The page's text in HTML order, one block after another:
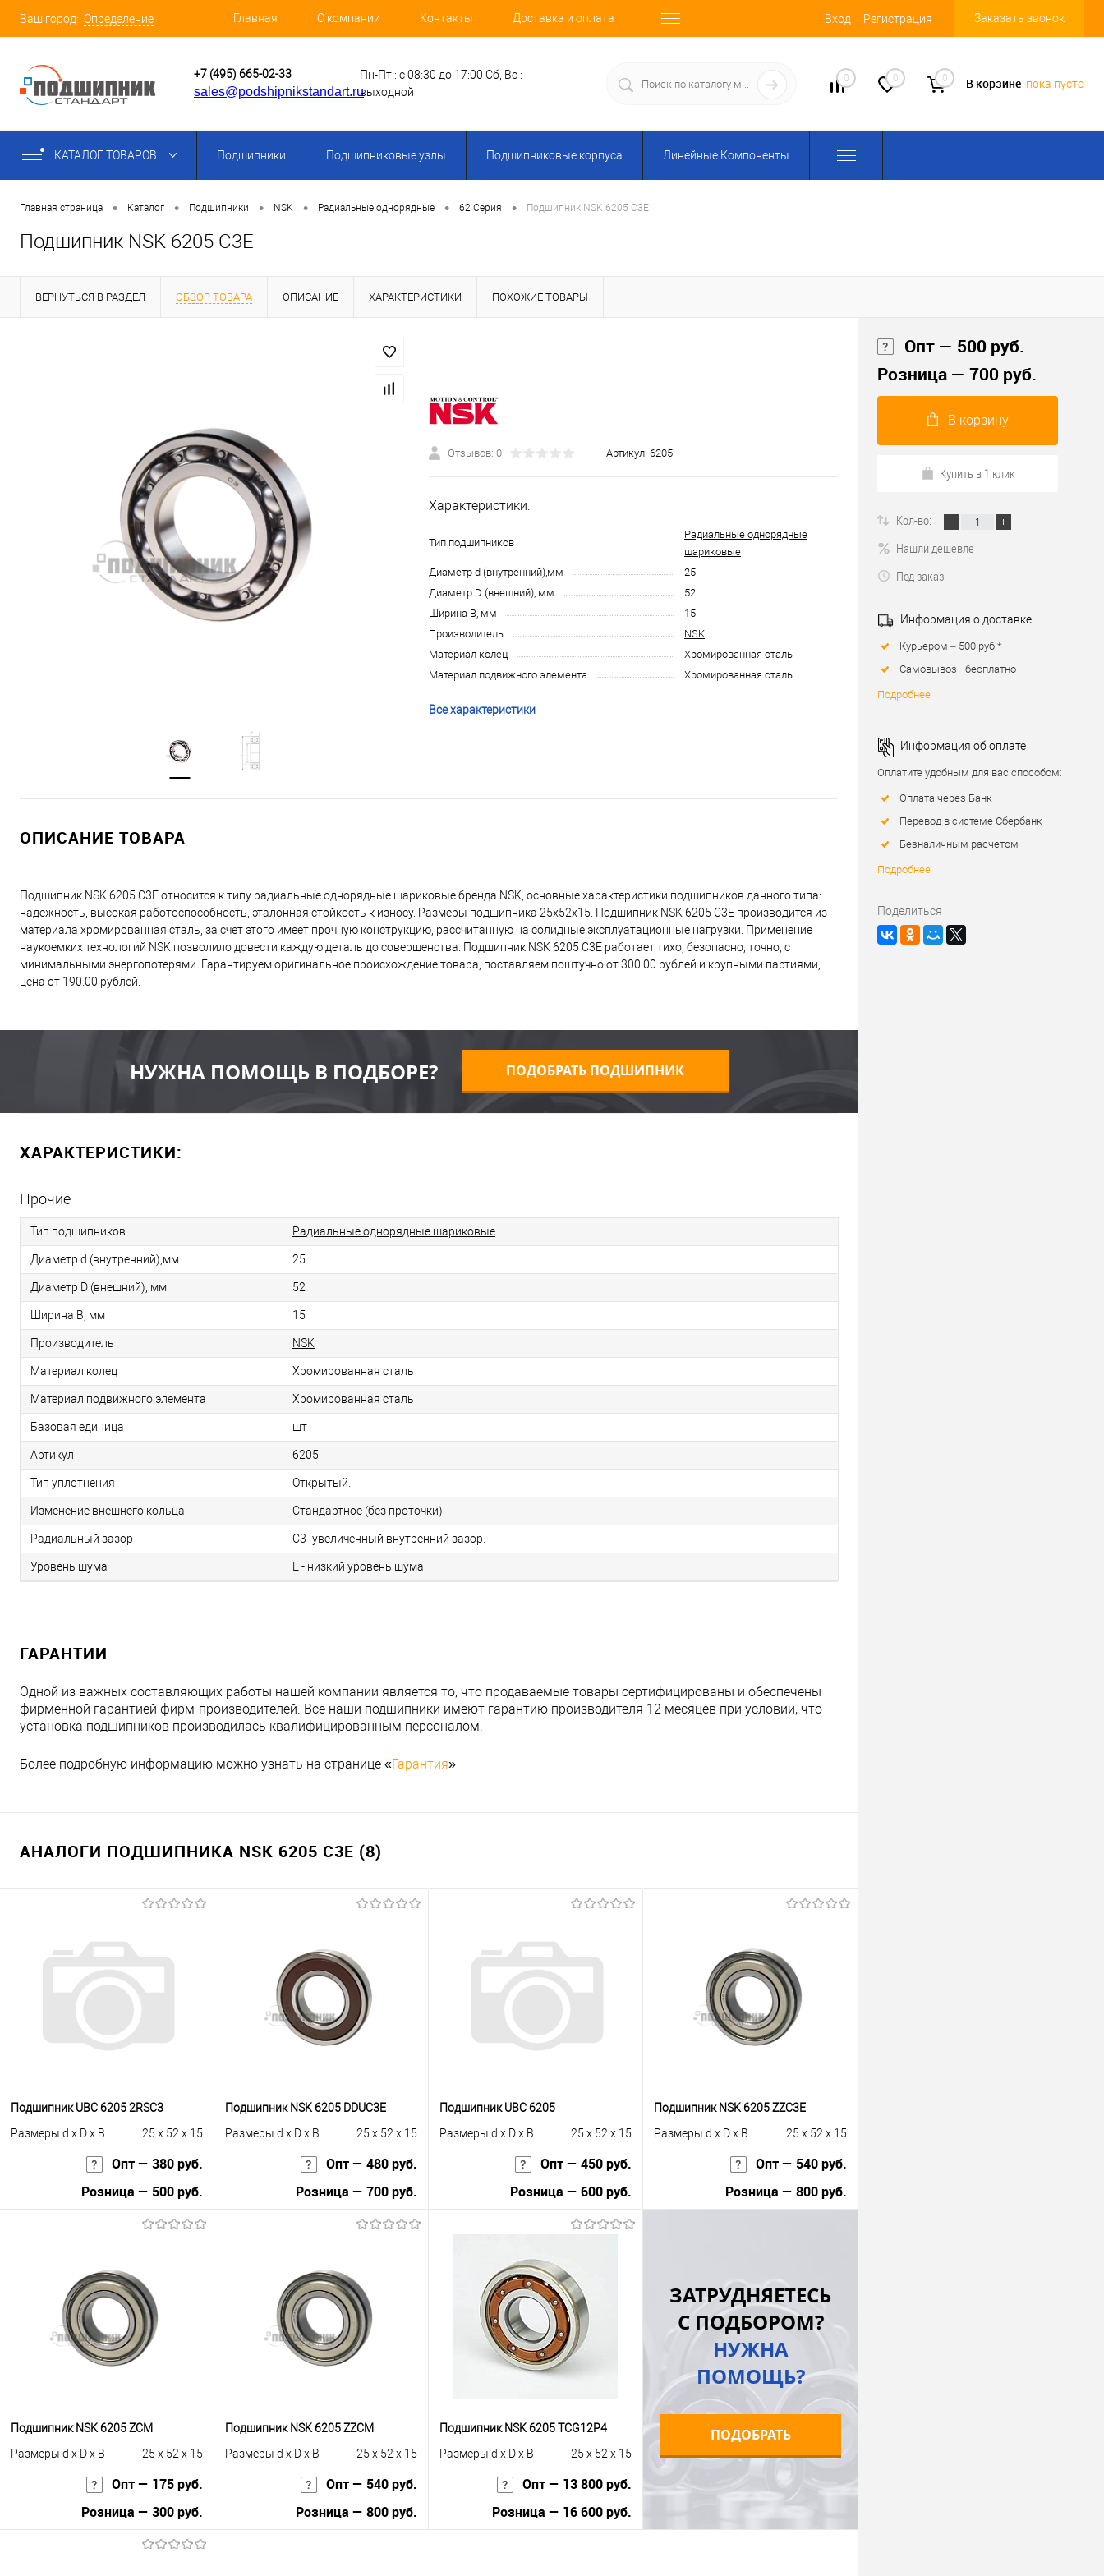
Ваш город: Определение Главная О компании Контакты Доставка и оплата Вход Регистрация Заказать звонок
+7 (495) 665-02-33
sales@podshipnikstandart.ru
Пн-Пт : с 08:30 до 17:00 Сб, Вс :
выходной
0 0 0 В корзине пока пусто
КАТАЛОГ ТОВАРОВ Подшипники Подшипниковые узлы Подшипниковые корпуса Линейные Компоненты
Главная страница • Каталог • Подшипники • NSK • Радиальные однорядные • 62 Серия • Подшипник NSK 6205 C3E
Подшипник NSK 6205 C3E
ВЕРНУТЬСЯ В РАЗДЕЛ ОБЗОР ТОВАРА ОПИСАНИЕ ХАРАКТЕРИСТИКИ ПОХОЖИЕ ТОВАРЫ
Отзывов: 0 Артикул: 6205
Характеристики:
Тип подшипников
Радиальные однорядные
шариковые
Диаметр d (внутренний),мм
25
Диаметр D (внешний), мм
52
Ширина B, мм
15
Производитель
NSK
Материал колец
Хромированная сталь
Материал подвижного элемента
Хромированная сталь
Все характеристики
ОПИСАНИЕ ТОВАРА
Подшипник NSK 6205 C3E относится к типу радиальные однорядные шариковые бренда NSK, основные характеристики подшипников данного типа:
надежность, высокая работоспособность, эталонная стойкость к износу. Размеры подшипника 25x52x15. Подшипник NSK 6205 C3E производится из
материала хромированная сталь, за счет этого имеет прочную конструкцию, рассчитанную на солидные эксплуатационные нагрузки. Применение
наукоемких технологий NSK позволило довести каждую деталь до совершенства. Подшипник NSK 6205 C3E работает тихо, безопасно, точно, с
минимальными энергопотерями. Гарантируем оригинальное происхождение товара, поставляем поштучно от 300.00 рублей и крупными партиями,
цена от 190.00 рублей.
НУЖНА ПОМОЩЬ В ПОДБОРЕ? ПОДОБРАТЬ ПОДШИПНИК
ХАРАКТЕРИСТИКИ:
Прочие
Тип подшипников Радиальные однорядные шариковые
Диаметр d (внутренний),мм 25
Диаметр D (внешний), мм 52
Ширина B, мм 15
Производитель NSK
Материал колец Хромированная сталь
Материал подвижного элемента Хромированная сталь
Базовая единица шт
Артикул 6205
Тип уплотнения Открытый.
Изменение внешнего кольца Стандартное (без проточки).
Радиальный зазор C3- увеличенный внутренний зазор.
Уровень шума E - низкий уровень шума.
ГАРАНТИИ
Одной из важных составляющих работы нашей компании является то, что продаваемые товары сертифицированы и обеспечены
фирменной гарантией фирм-производителей. Все наши подшипники имеют гарантию производителя 12 месяцев при условии, что
установка подшипников производилась квалифицированным персоналом.
Более подробную информацию можно узнать на странице «Гарантия»
АНАЛОГИ ПОДШИПНИКА NSK 6205 C3E (8)
Подшипник UBC 6205 2RSС3
Размеры d x D x B
25 x 52 x 15
Опт — 380 руб.
Розница — 500 руб.
Купить в 1 клик
К сравнению
В избранное
Под заказ
Подшипник NSK 6205 DDUC3E
Размеры d x D x B
25 x 52 x 15
Опт — 480 руб.
Розница — 700 руб.
Купить в 1 клик
К сравнению
В избранное
Под заказ
Подшипник UBC 6205
Размеры d x D x B
25 x 52 x 15
Опт — 450 руб.
Розница — 600 руб.
Купить в 1 клик
К сравнению
В избранное
Под заказ
Подшипник NSK 6205 ZZC3E
Размеры d x D x B
25 x 52 x 15
Опт — 540 руб.
Розница — 800 руб.
Купить в 1 клик
В избранное
Под заказ
Подшипник NSK 6205 ZCM
Размеры d x D x B
25 x 52 x 15
Опт — 175 руб.
Розница — 300 руб.
Подшипник NSK 6205 ZZCM
Размеры d x D x B
25 x 52 x 15
Опт — 540 руб.
Розница — 800 руб.
Подшипник NSK 6205 TCG12P4
Размеры d x D x B
25 x 52 x 15
Опт — 13 800 руб.
Розница — 16 600 руб.
ЗАТРУДНЯЕТЕСЬ
С ПОДБОРОМ?
НУЖНА
ПОМОЩЬ?
ПОДОБРАТЬ
Опт — 500 руб.
Розница — 700 руб.
В корзину
Купить в 1 клик
Кол-во:
Нашли дешевле
Под заказ
Информация о доставке
Курьером – 500 руб.*
Самовывоз - бесплатно
Подробнее
Информация об оплате
Оплатите удобным для вас способом:
Оплата через Банк
Перевод в системе Сбербанк
Безналичным расчетом
Подробнее
Поделиться